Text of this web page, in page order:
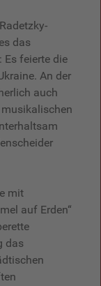
das
feierte die
An der
auch
mit
auf Erden“
das